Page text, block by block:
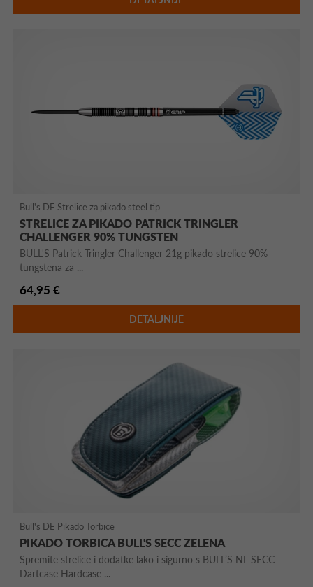
Bull's DE Strelice za pikado steel tip
STRELICE ZA PIKADO PATRICK TRINGLER
CHALLENGER 90% TUNGSTEN
BULL'S Patrick Tringler Challenger 21g pikado strelice 90%
tungstena za ...
64,95 €
DETALJNIJE
Bull's DE Pikado Torbice
PIKADO TORBICA BULL'S SECC ZELENA
Spremite strelice i dodatke lako i sigurno s BULL’S NL SECC
Dartcase Hardcase ...